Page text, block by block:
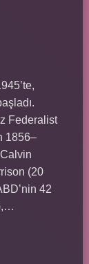
Federalist
1856–
(20
42